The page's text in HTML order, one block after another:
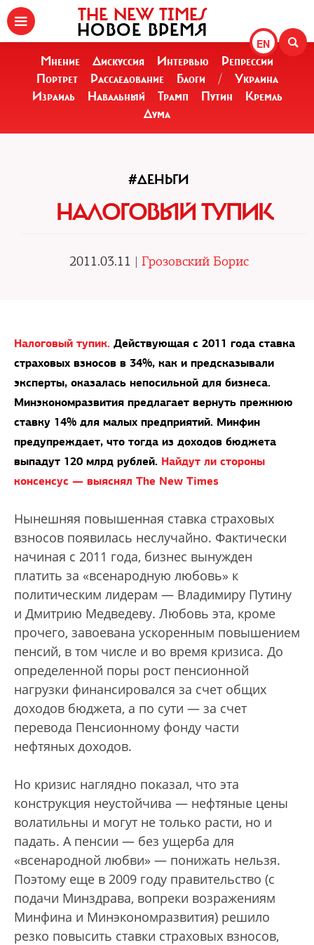
EN
THE NEW TIMES
НОВОЕ ВРЕМЯ
Мнение Дискуссия Интервью
Репрессии
Портрет
Расследование Блоги /
Украина
Израиль
Навальный Трамп Путин
Кремль
Дума
#ДЕНЬГИ
НАЛОГОВЫЙ ТУПИК
2011.03.11 | Грозовский Борис
Налоговый тупик. Действующая с 2011 года ставка
страховых взносов в 34%, как и предсказывали
эксперты, оказалась непосильной для бизнеса.
Минэкономразвития предлагает вернуть прежнюю
ставку 14% для малых предприятий. Минфин
предупреждает, что тогда из доходов бюджета
выпадут 120 млрд рублей. Найдут ли стороны
консенсус — выяснял The New Times
Нынешняя повышенная ставка страховых
взносов появилась неслучайно. Фактически
начиная с 2011 года, бизнес вынужден
платить за «всенародную любовь» к
политическим лидерам — Владимиру Путину
и Дмитрию Медведеву. Любовь эта, кроме
прочего, завоевана ускоренным повышением
пенсий, в том числе и во время кризиса. До
определенной поры рост пенсионной
нагрузки финансировался за счет общих
доходов бюджета, а по сути — за счет
перевода Пенсионному фонду части
нефтяных доходов.
Но кризис наглядно показал, что эта
конструкция неустойчива — нефтяные цены
волатильны и могут не только расти, но и
падать. А пенсии — без ущерба для
«всенародной любви» — понижать нельзя.
Поэтому еще в 2009 году правительство (с
подачи Минздрава, вопреки возражениям
Минфина и Минэкономразвития) решило
резко повысить ставки страховых взносов,